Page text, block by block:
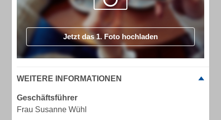
Jetzt das 1. Foto hochladen
WEITERE INFORMATIONEN
Geschäftsführer
Frau Susanne Wühl